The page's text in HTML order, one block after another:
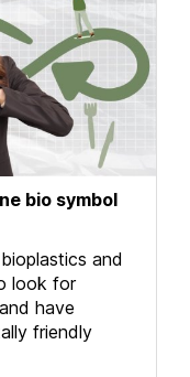
bio symbol
and
look for
have
friendly